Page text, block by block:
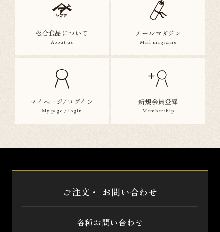
松合食品について
About us
メールマガジン
Mail magazine
マイページ/ログイン
My page / login
新規会員登録
Membership
ご注文・ お問い合わせ
各種お問い合わせ